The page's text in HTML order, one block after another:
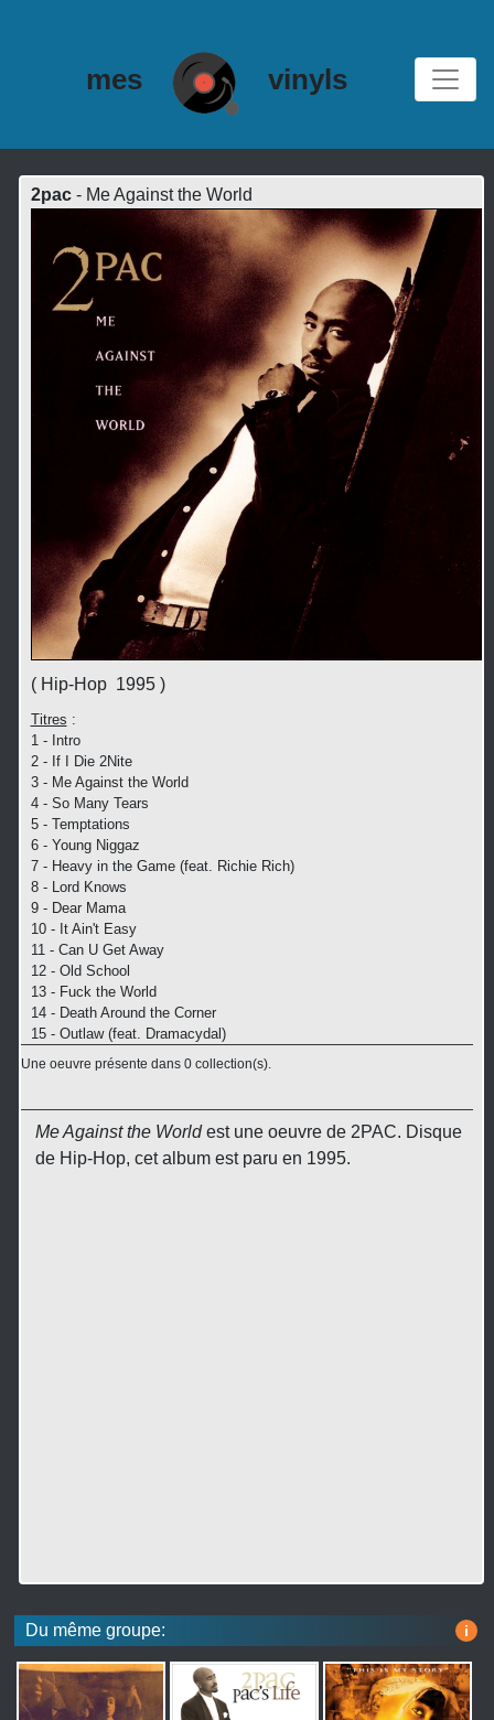
mes vinyls
2pac- Me Against the World
( Hip-Hop 1995 )
Titres :
1 - Intro
2 - If I Die 2Nite
3 - Me Against the World
4 - So Many Tears
5 - Temptations
6 - Young Niggaz
7 - Heavy in the Game (feat. Richie Rich)
8 - Lord Knows
9 - Dear Mama
10 - It Ain't Easy
11 - Can U Get Away
12 - Old School
13 - Fuck the World
14 - Death Around the Corner
15 - Outlaw (feat. Dramacydal)
Une oeuvre présente dans 0 collection(s).
Me Against the Worldest une oeuvre de 2PAC. Disque
de Hip-Hop, cet album est paru en 1995.
Du même groupe: i